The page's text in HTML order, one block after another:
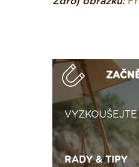
VYZKOUŠEJTE
RADY & TIPY
Není polystyren? My ho
seženeme! ›